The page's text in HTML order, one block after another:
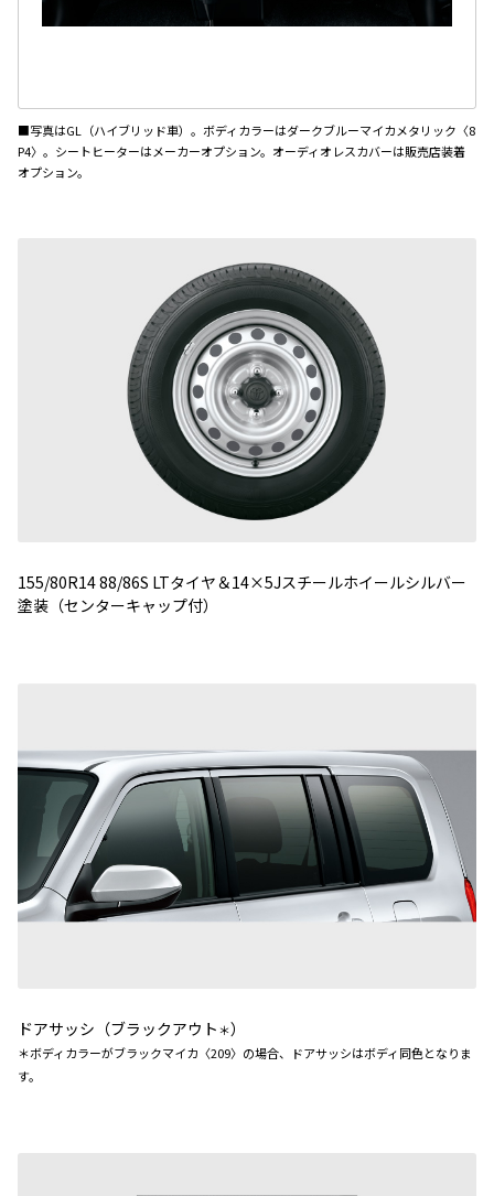
■写真はGL（ハイブリッド車）。ボディカラーはダークブルーマイカメタリック〈8
P4〉。シートヒーターはメーカーオプション。オーディオレスカバーは販売店装着
オプション。
155/80R14 88/86S LTタイヤ＆14×5Jスチールホイールシルバー
塗装（センターキャップ付）
ドアサッシ（ブラックアウト＊）
＊ボディカラーがブラックマイカ〈209〉の場合、ドアサッシはボディ同色となりま
す。